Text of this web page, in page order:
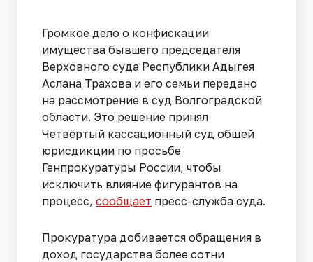
Громкое дело о конфискации
имущества бывшего председателя
Верховного суда Республики Адыгея
Аслана Трахова и его семьи передано
на рассмотрение в суд Волгоградской
области. Это решение принял
Четвёртый кассационный суд общей
юрисдикции по просьбе
Генпрокуратуры России, чтобы
исключить влияние фигурантов на
процесс, сообщает пресс-служба суда.
Прокуратура добивается обращения в
доход государства более сотни